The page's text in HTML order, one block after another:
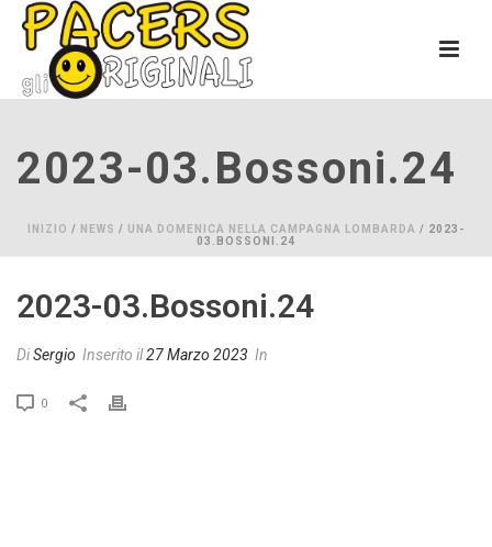
2023-03.bossoni.24
INIZIO / NEWS / UNA DOMENICA NELLA CAMPAGNA LOMBARDA / 2023-
03.BOSSONI.24
2023-03.bossoni.24
DiSergio Inserito il27 Marzo 2023 In
0